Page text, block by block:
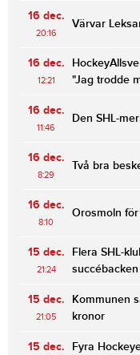
16 dec.
20:16
Värvar
16 dec.
12:21
"Jag trodde
16 dec.
11:46
Den SHL-
16 dec.
8:29
Två bra
16 dec.
8:10
Orosmoln för
15 dec.
21:24
Flera SHL-
succébacken
15 dec.
21:05
Kommunen
kronor
15 dec.
Fyra